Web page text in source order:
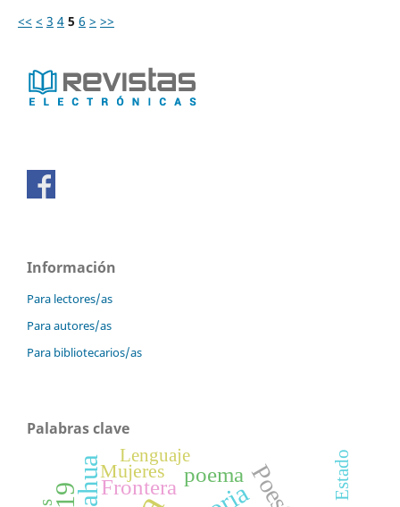
<< < 3 4 5 6 > >>
Información
Para lectores/as
Para autores/as
Para bibliotecarios/as
Palabras clave
poema
Frontera
Mujeres
Lenguaje Estado